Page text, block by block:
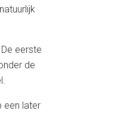
eerste
de
een later